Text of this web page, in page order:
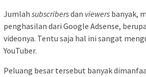
Jumlah subscribersdan viewers banyak,
penghasilan dari Google Adsense,
videonya. Tentu saja hal ini sangat
YouTuber.
Peluang besar tersebut banyak